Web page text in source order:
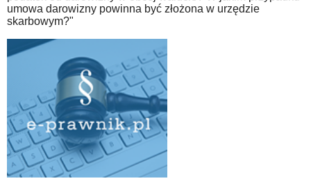
umowa darowizny powinna być złożona w urzędzie
skarbowym?"